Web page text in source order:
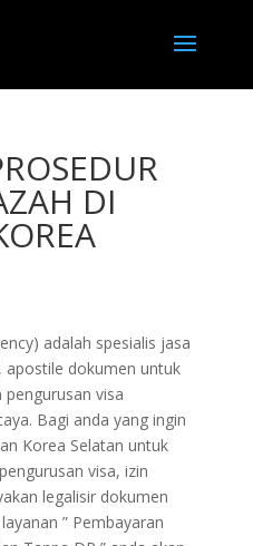
DI
adalah spesialis jasa
dokumen untuk
visa
Bagi anda yang ingin
Korea Selatan untuk
visa, izin
legalisir dokumen
” Pembayaran